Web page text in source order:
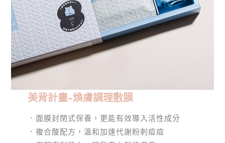
美背計畫–煥膚調理敷膜
．面膜封閉式保養，更能有效導入活性成分
．複合酸配方，溫和加速代謝粉刺痘痘